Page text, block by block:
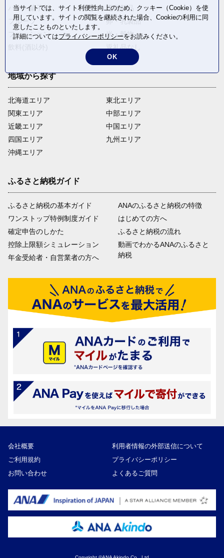
パン・菓子類
電化製品
フルーツ
卵・乳製品
ファッション
米・穀物
返礼品なし
地域から探す
北海道エリア
関東エリア
近畿エリア
四国エリア
沖縄エリア
東北エリア
中部エリア
中国エリア
九州エリア
ふるさと納税ガイド
ふるさと納税の基本ガイド
ワンストップ特例制度ガイド
確定申告のしかた
控除上限額シミュレーション
年金受給者・自営業者の方へ
ANAのふるさと納税の特徴
はじめての方へ
ふるさと納税の流れ
動画でわかるANAのふるさと
納税
会社概要
利用者情報の外部送信について
ご利用規約
プライバシーポリシー
お問い合わせ
よくあるご質問
当サイトでは、サイト利便性向上のため、クッキー（Cookie）を使
用しています。サイトの閲覧を継続された場合、Cookieの利用に同
意したことものといたします。
詳細についてはプライバシーポリシーをお読みください。
OK